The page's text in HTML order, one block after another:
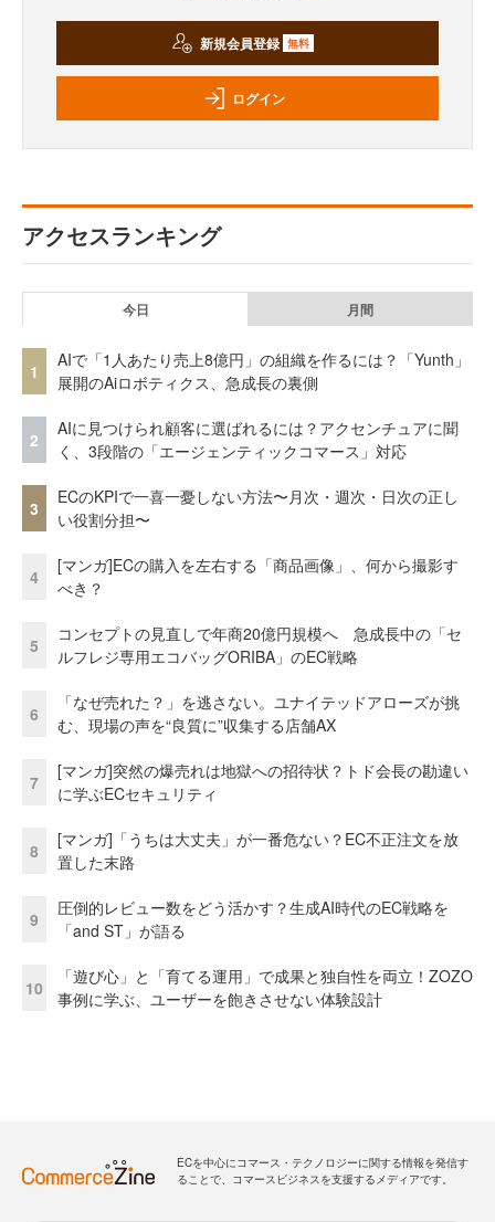
新規会員登録 無料
ログイン
アクセスランキング
今日 月間
1
AIで「1人あたり売上8億円」の組織を作るには？「Yunth」
展開のAiロボティクス、急成長の裏側
2
AIに見つけられ顧客に選ばれるには？アクセンチュアに聞
く、3段階の「エージェンティックコマース」対応
3
ECのKPIで一喜一憂しない方法〜月次・週次・日次の正し
い役割分担〜
4
[マンガ]ECの購入を左右する「商品画像」、何から撮影す
べき？
5
コンセプトの見直しで年商20億円規模へ 急成長中の「セ
ルフレジ専用エコバッグORIBA」のEC戦略
6
「なぜ売れた？」を逃さない。ユナイテッドアローズが挑
む、現場の声を“良質に”収集する店舗AX
7
[マンガ]突然の爆売れは地獄への招待状？トド会長の勘違い
に学ぶECセキュリティ
8
[マンガ]「うちは大丈夫」が一番危ない？EC不正注文を放
置した末路
9
圧倒的レビュー数をどう活かす？生成AI時代のEC戦略を
「and ST」が語る
10
「遊び心」と「育てる運用」で成果と独自性を両立！ZOZO
事例に学ぶ、ユーザーを飽きさせない体験設計
ECを中心にコマース・テクノロジーに関する情報を発信す
ることで、コマースビジネスを支援するメディアです。